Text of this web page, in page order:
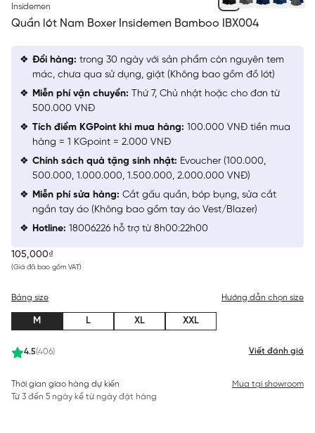
Insidemen
Quần lót Nam Boxer Insidemen Bamboo IBX004
105,000₫
(Giá đã bao gồm VAT)
4.5(406) Viết đánh giá
Bảng size Hướng dẫn chọn size
M L XL XXL
Thời gian giao hàng dự kiến
Từ 3 đến 5 ngày kể từ ngày đặt hàng
Mua tại showroom
Đổi hàng: trong 30 ngày với sản phẩm còn nguyên tem
mác, chưa qua sử dụng, giặt (Không bao gồm đồ lót)
Miễn phí vận chuyển: Thứ 7, Chủ nhật hoặc cho đơn từ
500.000 VNĐ
Tích điểm KGPoint khi mua hàng: 100.000 VNĐ tiền mua
hàng = 1 KGpoint = 2.000 VNĐ
Chính sách quà tặng sinh nhật: Evoucher (100.000,
500.000, 1.000.000, 1.500.000, 2.000.000 VNĐ)
Miễn phí sửa hàng: Cắt gấu quần, bóp bụng, sửa cắt
ngắn tay áo (Không bao gồm tay áo Vest/Blazer)
Hotline: 18006226 hỗ trợ từ 8h00:22h00